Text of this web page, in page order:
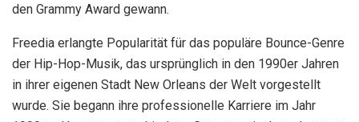
den Grammy Award gewann.
Freedia erlangte Popularität für das populäre Bounce-Genre
der Hip-Hop-Musik, das ursprünglich in den 1990er Jahren
in ihrer eigenen Stadt New Orleans der Welt vorgestellt
wurde. Sie begann ihre professionelle Karriere im Jahr